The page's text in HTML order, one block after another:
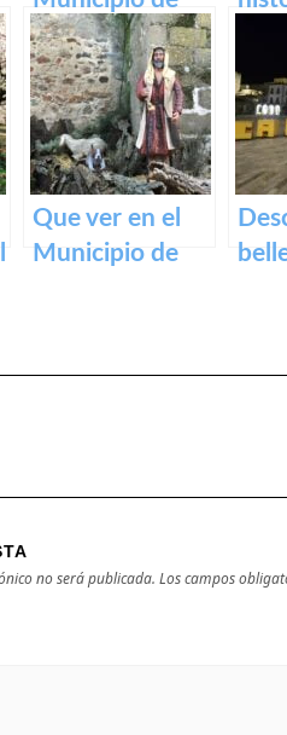
Alcollarín en
caceres
de
Que ver en el
Municipio de
no será publicada. Los campos